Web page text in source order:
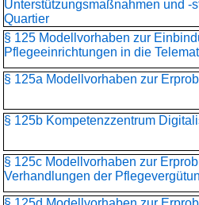
Unterstützungsmaßnahmen und -
Quartier
§ 125 Modellvorhaben zur
Pflegeeinrichtungen in die
§ 125a Modellvorhaben zur
§ 125b Kompetenzzentrum
§ 125c Modellvorhaben zur
Verhandlungen der